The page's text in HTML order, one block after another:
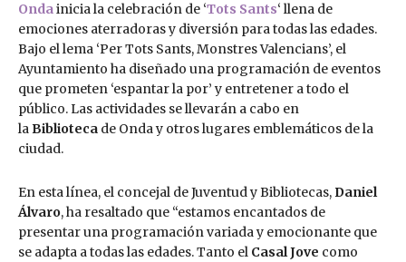
Ondainicia la celebración de ‘Tots Sants‘ llena de
emociones aterradoras y diversión para todas las edades.
Bajo el lema ‘Per Tots Sants, Monstres Valencians’, el
Ayuntamiento ha diseñado una programación de eventos
que prometen ‘espantar la por’ y entretener a todo el
público. Las actividades se llevarán a cabo en
laBiblioteca de Onda y otros lugares emblemáticos de la
ciudad.
En esta línea, el concejal de Juventud y Bibliotecas, Daniel
Álvaro, ha resaltado que “estamos encantados de
presentar una programación variada y emocionante que
se adapta a todas las edades. Tanto el Casal Jove como